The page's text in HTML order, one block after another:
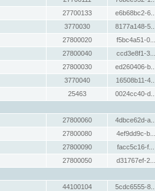
27700133 e6b68bc2-6...
3770030 8177a148-5...
27800020 f5bc4a51-0...
27800040 ccd3e8f1-3...
27800030 ed260406-b...
3770040 16508b11-4...
25463 0024cc40-d...
27800060 4dbce62d-a...
27800080 4ef9dd9c-b...
27800090 facc5c16-f...
27800050 d31767ef-2...
44100104 5cdc6555-8...